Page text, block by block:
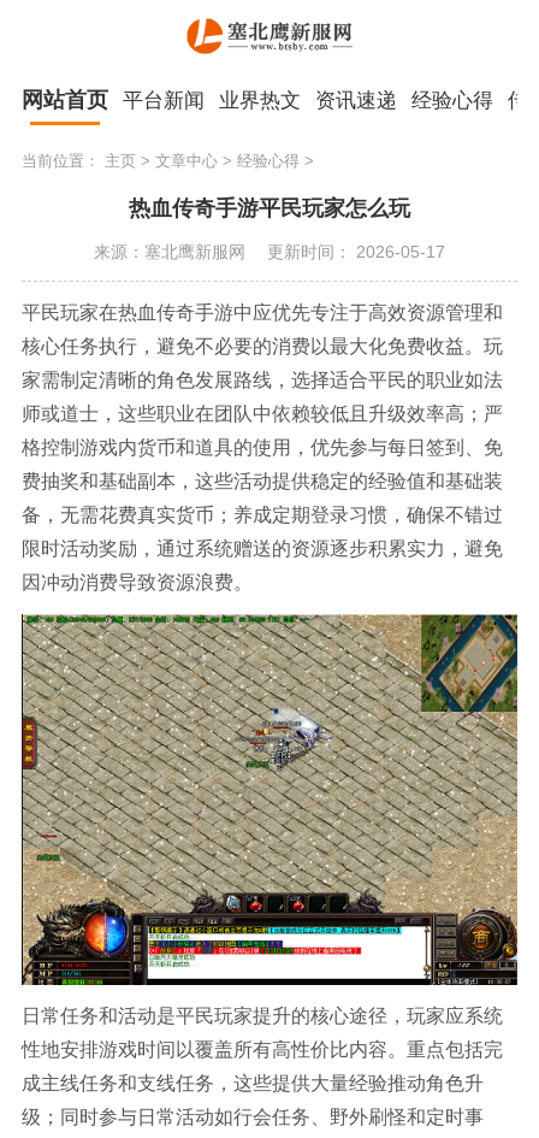
网站首页 平台新闻 业界热文 资讯速递 经验心得 传
当前位置： 主页> 文章中心> 经验心得>
热血传奇手游平民玩家怎么玩
来源：塞北鹰新服网 更新时间： 2026-05-17
平民玩家在热血传奇手游中应优先专注于高效资源管理和
核心任务执行，避免不必要的消费以最大化免费收益。玩
家需制定清晰的角色发展路线，选择适合平民的职业如法
师或道士，这些职业在团队中依赖较低且升级效率高；严
格控制游戏内货币和道具的使用，优先参与每日签到、免
费抽奖和基础副本，这些活动提供稳定的经验值和基础装
备，无需花费真实货币；养成定期登录习惯，确保不错过
限时活动奖励，通过系统赠送的资源逐步积累实力，避免
因冲动消费导致资源浪费。
日常任务和活动是平民玩家提升的核心途径，玩家应系统
性地安排游戏时间以覆盖所有高性价比内容。重点包括完
成主线任务和支线任务，这些提供大量经验推动角色升
级；同时参与日常活动如行会任务、野外刷怪和定时事